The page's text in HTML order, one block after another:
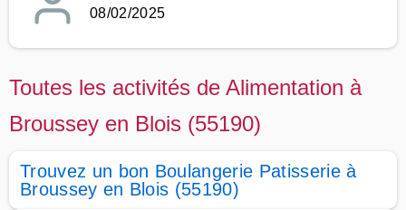
08/02/2025
Toutes les activités de Alimentation à
Broussey en Blois (55190)
Trouvez un bon Boulangerie Patisserie à
Broussey en Blois (55190)